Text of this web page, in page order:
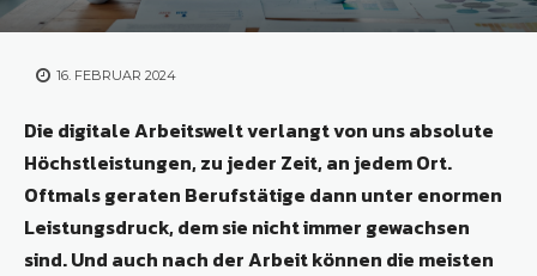
16. FEBRUAR 2024
Die digitale Arbeitswelt verlangt von uns absolute
Höchstleistungen, zu jeder Zeit, an jedem Ort.
Oftmals geraten Berufstätige dann unter enormen
Leistungsdruck, dem sie nicht immer gewachsen
sind. Und auch nach der Arbeit können die meisten